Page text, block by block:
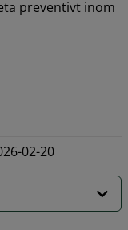
preventivt inom
02-20